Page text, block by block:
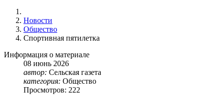
Новости
Общество
Спортивная пятилетка
Информация о материале
08 июнь 2026
автор: Сельская газета
категория: Общество
Просмотров: 222